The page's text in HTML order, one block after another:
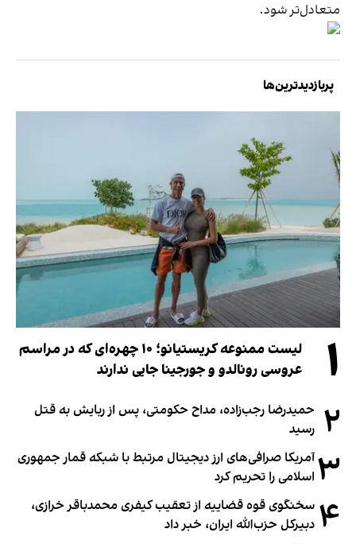
متعادل‌تر شود.
پربازدیدترین‌ها
۱
لیست ممنوعه کریستیانو؛ ۱۰ چهره‌ای که در مراسم
عروسی رونالدو و جورجینا جایی ندارند
۲ حمیدرضا رجب‌زاده، مداح حکومتی، پس از ربایش به قتل
رسید
۳آمریکا صرافی‌های ارز دیجیتال مرتبط با شبکه قمار جمهوری
اسلامی را تحریم کرد
۴ سخنگوی قوه قضاییه از تعقیب کیفری محمدباقر خرازی،
دبیر‌کل حزب‌الله ایران، خبر داد